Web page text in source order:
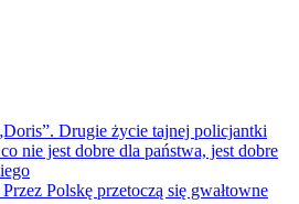
Drugie życie tajnej policjantki
nie jest dobre dla państwa, jest dobre
Polskę przetoczą się gwałtowne